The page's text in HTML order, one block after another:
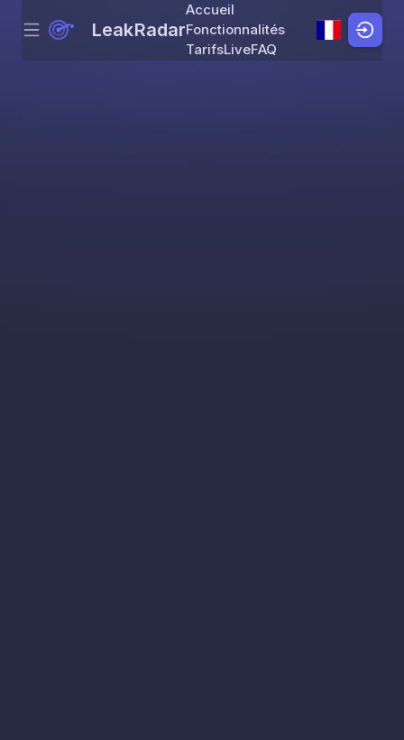
Skip to content
Menu LeakRadar
Accueil
Fonctionnalités
TarifsLiveFAQ